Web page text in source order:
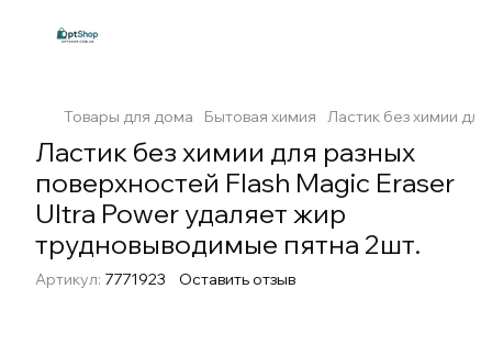
Товары для дома Бытовая химия Ластик без химии
Ластик без химии для разных
поверхностей Flash Magic Eraser
Ultra Power удаляет жир
трудновыводимые пятна 2шт.
Артикул: 7771923 Оставить отзыв